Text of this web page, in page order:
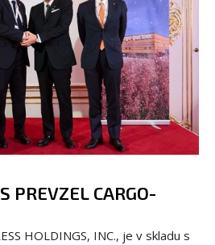
PREVZEL CARGO-
HOLDINGS, INC., je v skladu s